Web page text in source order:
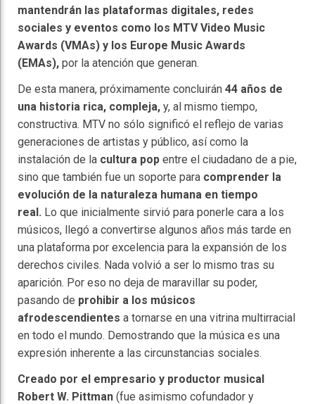
mantendrán las plataformas digitales, redes
sociales y eventos como los MTV Video Music
Awards (VMAs) y los Europe Music Awards
(EMAs), por la atención que generan.
De esta manera, próximamente concluirán 44 años de
una historia rica, compleja, y, al mismo tiempo,
constructiva. MTV no sólo significó el reflejo de varias
generaciones de artistas y público, así como la
instalación de la cultura pop entre el ciudadano de a pie,
sino que también fue un soporte para comprender la
evolución de la naturaleza humana en tiempo
real. Lo que inicialmente sirvió para ponerle cara a los
músicos, llegó a convertirse algunos años más tarde en
una plataforma por excelencia para la expansión de los
derechos civiles. Nada volvió a ser lo mismo tras su
aparición. Por eso no deja de maravillar su poder,
pasando de prohibir a los músicos
afrodescendientes a tornarse en una vitrina multirracial
en todo el mundo. Demostrando que la música es una
expresión inherente a las circunstancias sociales.
Creado por el empresario y productor musical
Robert W. Pittman (fue asimismo cofundador y